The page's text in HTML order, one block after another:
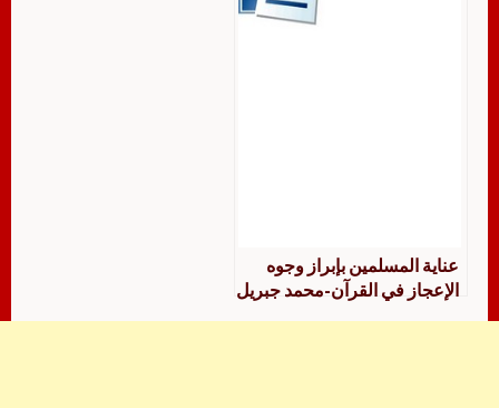
عناية المسلمين بإبراز وجوه
الإعجاز في القرآن-محمد جبريل